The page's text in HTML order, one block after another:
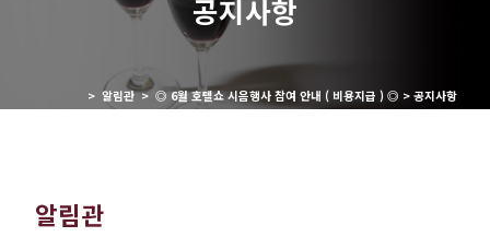
공지사항
> 알림관 > ◎ 6월 호텔쇼 시음행사 참여 안내 ( 비용지급 ) ◎ > 공지사항
알림관